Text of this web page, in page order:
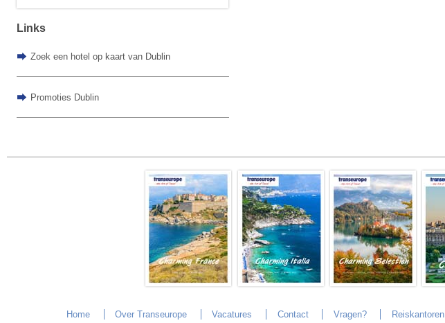
Links
Zoek een hotel op kaart van Dublin
Promoties Dublin
Home Over Transeurope Vacatures Contact Vragen? Reiskantoren